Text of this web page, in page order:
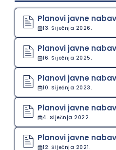
Planovi javne
13. Siječnja 2026.
Planovi javne
16. Siječnja 2025.
Planovi javne
10. Siječnja 2023.
Planovi javne
4. Siječnja 2022.
Planovi javne
12. Siječnja 2021.